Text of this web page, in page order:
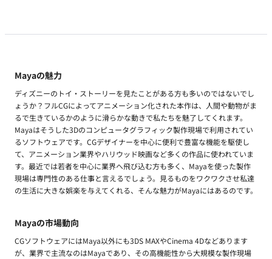
Mayaの魅力
ディズニーのトイ・ストーリーを見たことがある方も多いのではないでし
ょうか？フルCGによってアニメーション化された本作は、人間や動物がま
るで生きているかのように滑らかな動きで私たちを魅了してくれます。
Mayaはそうした3Dのコンピュータグラフィック製作現場で利用されてい
るソフトウェアです。CGデザイナーを中心に便利で豊富な機能を駆使し
て、アニメーション業界やハリウッド映画など多くの作品に使われていま
す。最近では若者を中心に業界へ飛び込む方も多く、Mayaを使った製作
現場は専門性のある仕事と言えるでしょう。見るものをワクワクさせ私達
の生活に大きな娯楽を与えてくれる、そんな魅力がMayaにはあるのです。
Mayaの市場動向
CGソフトウェアにはMaya以外にも3DS MAXやCinema 4Dなどあります
が、業界で主流なのはMayaであり、その高機能性から大規模な製作現場